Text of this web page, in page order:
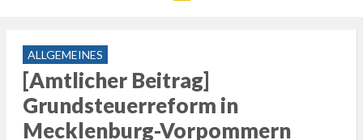
ALLGEMEINES
[Amtlicher Beitrag]
Grundsteuerreform in
Mecklenburg-Vorpommern